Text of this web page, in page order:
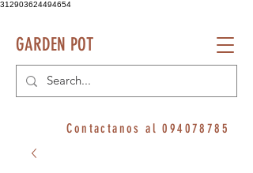
312903624494654
GARDEN POT
Contactanos al094078785